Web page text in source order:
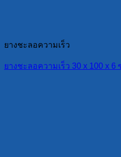
ยางชะลอความเร็ว
ยางชะลอความเร็ว 30 x 100 x